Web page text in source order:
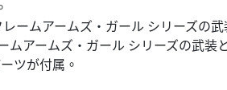
ームアームズ・ガール シリーズの武
ムアームズ・ガール シリーズの武装
ツが付属。